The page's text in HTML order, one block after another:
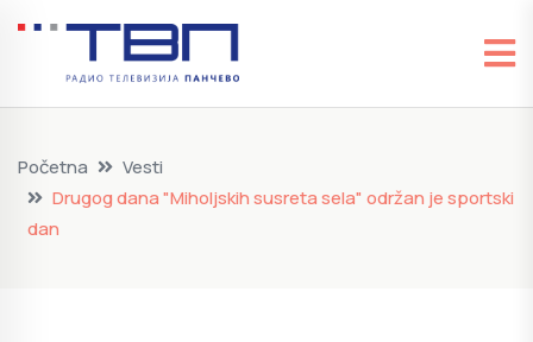
Početna
Vesti
Drugog dana "Miholjskih susreta sela" održan je sportski
dan